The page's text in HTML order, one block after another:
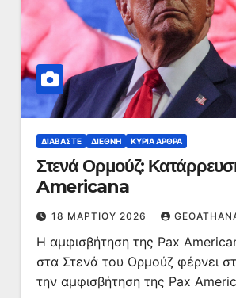
ΔΙΑΒΆΣΤΕ ΔΙΕΘΝΉ ΚΥΡΙΑ ΑΡΘΡΑ
Στενά Ορμούζ:
Americana
18 ΜΑΡΤΊΟΥ 2026
Η αμφισβήτηση της Pax
στα Στενά του Ορμούζ φέρνει
την αμφισβήτηση της Pax